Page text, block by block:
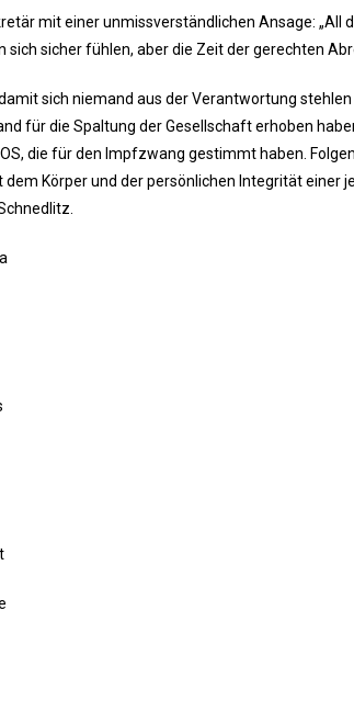
mit einer unmissverständlichen Ansage: „All
sich sicher fühlen, aber die Zeit der gerechten
sich niemand aus der Verantwortung
für die Spaltung der Gesellschaft erhoben
die für den Impfzwang gestimmt haben.
Körper und der persönlichen Integrität einer